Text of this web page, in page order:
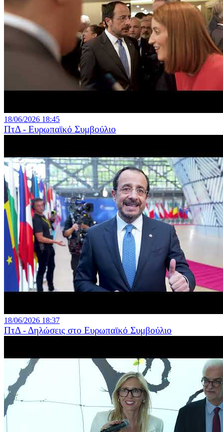
18/06/2026 18:45
ΠτΔ - Ευρωπαϊκό Συμβούλιο
18/06/2026 18:37
ΠτΔ - Δηλώσεις στο Ευρωπαϊκό Συμβούλιο